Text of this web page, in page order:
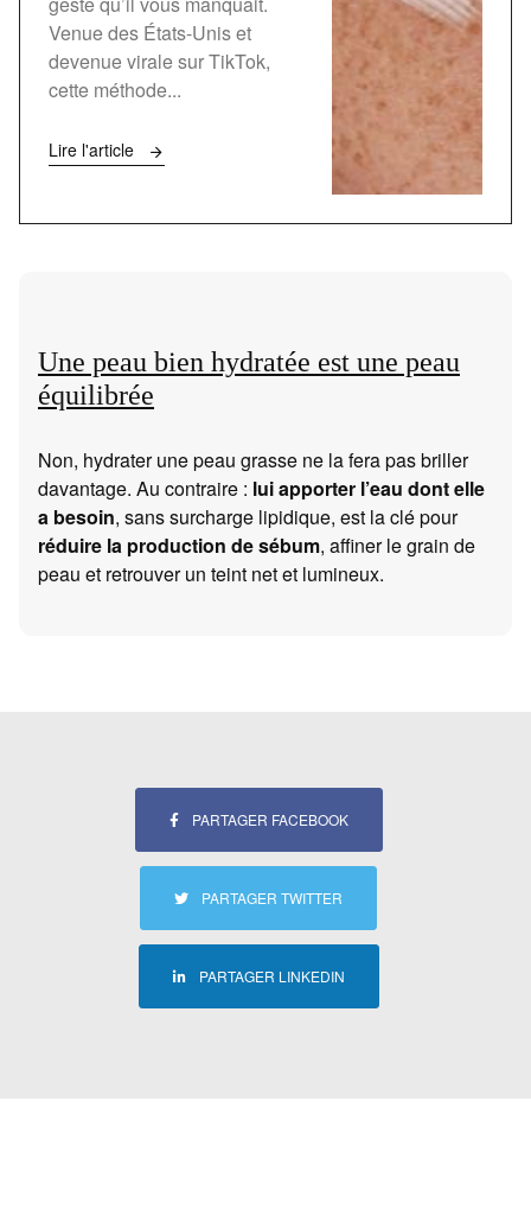
Venue des États-Unis et
devenue virale sur TikTok,
cette méthode...
Lire l'article
Une peau bien hydratée est une peau
équilibrée
Non, hydrater une peau grasse ne la fera pas briller
davantage. Au contraire : lui apporter l’eau dont elle
a besoin, sans surcharge lipidique, est la clé pour
réduire la production de sébum, affiner le grain de
peau et retrouver un teint net et lumineux.
PARTAGER FACEBOOK
PARTAGER TWITTER
PARTAGER LINKEDIN